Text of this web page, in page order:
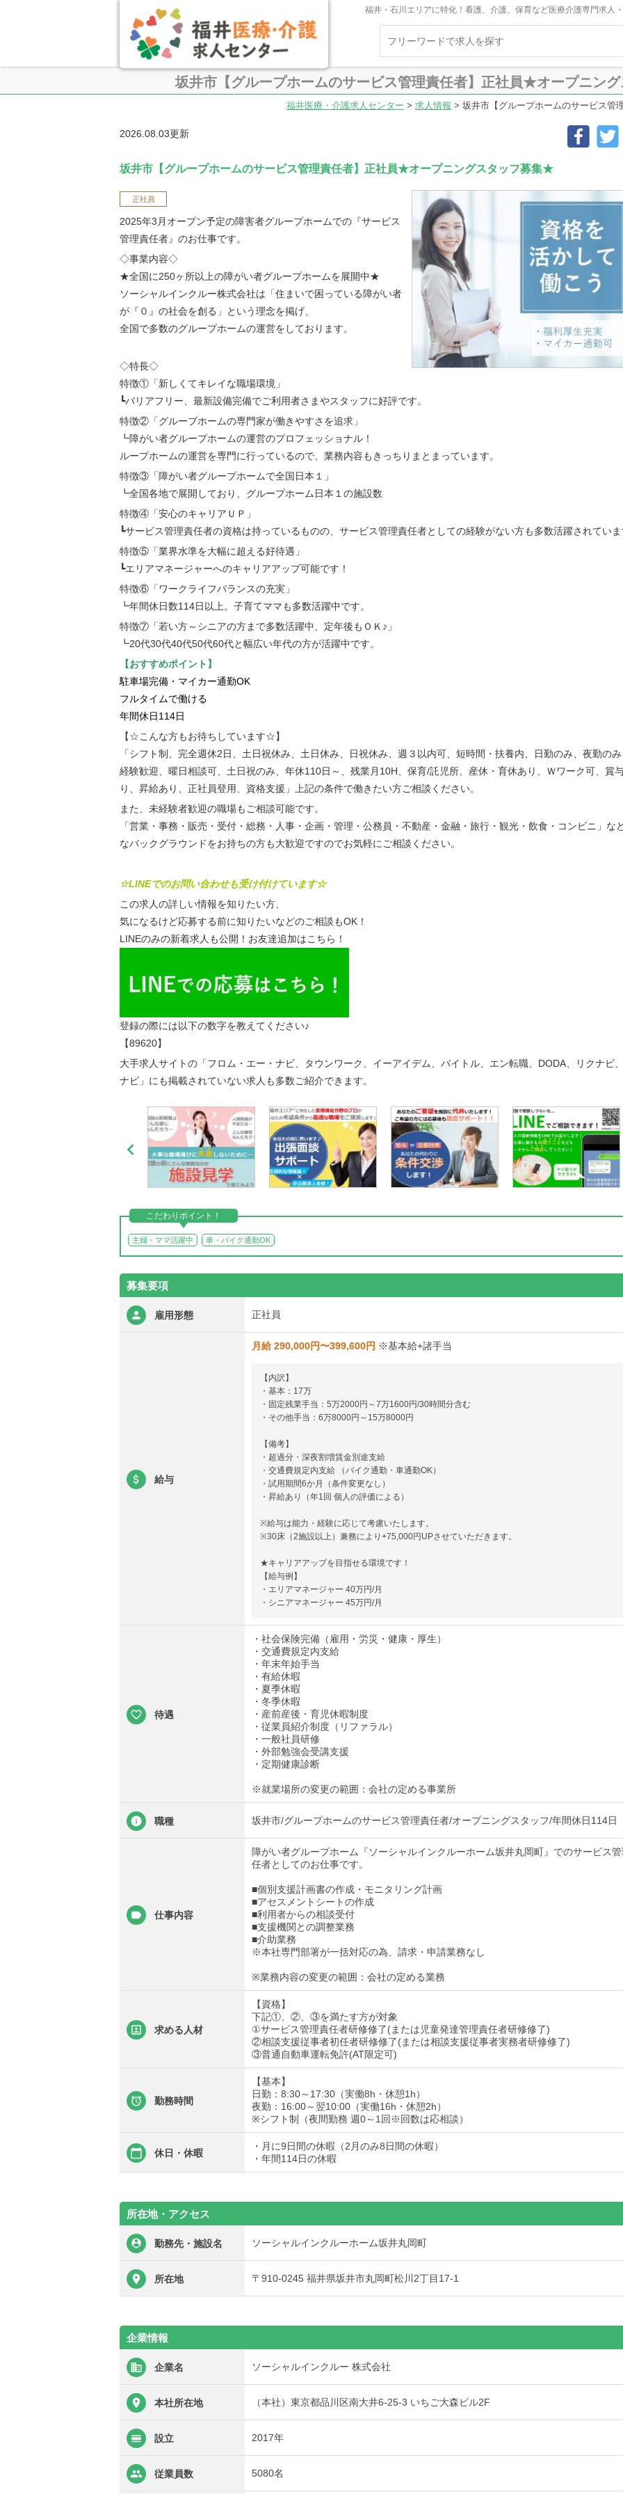
福井・石川エリアに特化！看護、介護、保育など医療介護専門求人
坂井市【グループホームのサービス管理責任者】正社員★オープニン
福井医療・介護求人センター > 求人情報 > 坂井市【グループホームのサービス
2026.08.03更新
坂井市【グループホームのサービス管理責任者】正社員★オープニングスタッフ募集★
正社員
2025年3月オープン予定の障害者グループホームでの『サービス
管理責任者』のお仕事です。
◇事業内容◇
★全国に250ヶ所以上の障がい者グループホームを展開中★
ソーシャルインクルー株式会社は「住まいで困っている障がい者
が『０』の社会を創る」という理念を掲げ、
全国で多数のグループホームの運営をしております。
◇特長◇
特徴①「新しくてキレイな職場環境」
┗バリアフリー、最新設備完備でご利用者さまやスタッフに好評です。
特徴②「グループホームの専門家が働きやすさを追求」
┗障がい者グループホームの運営のプロフェッショナル！
ループホームの運営を専門に行っているので、業務内容もきっちりまとまっています。
特徴③「障がい者グループホームで全国日本１」
┗全国各地で展開しており、グループホーム日本１の施設数
特徴④「安心のキャリアＵＰ」
┗サービス管理責任者の資格は持っているものの、サービス管理責任者としての経験がない方も多数活躍されてい
特徴⑤「業界水準を大幅に超える好待遇」
┗エリアマネージャーへのキャリアアップ可能です！
特徴⑥「ワークライフバランスの充実」
┗年間休日数114日以上。子育てママも多数活躍中です。
特徴⑦「若い方～シニアの方まで多数活躍中、定年後もＯＫ♪」
┗20代30代40代50代60代と幅広い年代の方が活躍中です。
【おすすめポイント】
駐車場完備・マイカー通勤OK
フルタイムで働ける
年間休日114日
【☆こんな方もお待ちしています☆】
「シフト制、完全週休2日、土日祝休み、土日休み、日祝休み、週３以内可、短時間・扶養内、日勤のみ、夜勤の
経験歓迎、曜日相談可、土日祝のみ、年休110日～、残業月10H、保育/託児所、産休・育休あり、Ｗワーク可、賞
り、昇給あり、正社員登用、資格支援」上記の条件で働きたい方ご相談ください。
また、未経験者歓迎の職場もご相談可能です。
「営業・事務・販売・受付・総務・人事・企画・管理・公務員・不動産・金融・旅行・観光・飲食・コンビニ」な
なバックグラウンドをお持ちの方も大歓迎ですのでお気軽にご相談ください。
☆LINEでのお問い合わせも受け付けています☆
この求人の詳しい情報を知りたい方、
気になるけど応募する前に知りたいなどのご相談もOK！
LINEのみの新着求人も公開！お友達追加はこちら！
登録の際には以下の数字を教えてください♪
【89620】
大手求人サイトの「フロム・エー・ナビ、タウンワーク、イーアイデム、バイトル、エン転職、DODA、リクナビ
ナビ」にも掲載されていない求人も多数ご紹介できます。

こだわりポイント！
主婦・ママ活躍中 車・バイク通勤OK
募集要項
雇用形態 正社員
給与
月給 290,000円〜399,600円 ※基本給+諸手当
【内訳】
・基本：17万
・固定残業手当：5万2000円～7万1600円/30時間分含む
・その他手当：6万8000円～15万8000円
【備考】
・超過分・深夜割増賃金別途支給
・交通費規定内支給 （バイク通勤・車通勤OK）
・試用期間6か月（条件変更なし）
・昇給あり（年1回 個人の評価による）
※給与は能力・経験に応じて考慮いたします。
※30床（2施設以上）兼務により+75,000円UPさせていただきます。
★キャリアアップを目指せる環境です！
【給与例】
・エリアマネージャー 40万円/月
・シニアマネージャー 45万円/月
待遇
・社会保険完備（雇用・労災・健康・厚生）
・交通費規定内支給
・年末年始手当
・有給休暇
・夏季休暇
・冬季休暇
・産前産後・育児休暇制度
・従業員紹介制度（リファラル）
・一般社員研修
・外部勉強会受講支援
・定期健康診断
※就業場所の変更の範囲：会社の定める事業所
職種 坂井市/グループホームのサービス管理責任者/オープニングスタッフ/年間休日114日
仕事内容
障がい者グループホーム『ソーシャルインクルーホーム坂井丸岡町』でのサービス
任者としてのお仕事です。
■個別支援計画書の作成・モニタリング計画
■アセスメントシートの作成
■利用者からの相談受付
■支援機関との調整業務
■介助業務
※本社専門部署が一括対応の為、請求・申請業務なし
※業務内容の変更の範囲：会社の定める業務
求める人材
【資格】
下記①、②、③を満たす方が対象
①サービス管理責任者研修修了(または児童発達管理責任者研修修了)
②相談支援従事者初任者研修修了(または相談支援従事者実務者研修修了)
③普通自動車運転免許(AT限定可)
勤務時間
【基本】
日勤：8:30～17:30（実働8h・休憩1h）
夜勤：16:00～翌10:00（実働16h・休憩2h）
※シフト制（夜間勤務 週0～1回※回数は応相談）
休日・休暇
・月に9日間の休暇（2月のみ8日間の休暇）
・年間114日の休暇
所在地・アクセス
勤務先・施設名 ソーシャルインクルーホーム坂井丸岡町
所在地 〒910-0245 福井県坂井市丸岡町松川2丁目17-1
企業情報
企業名 ソーシャルインクルー 株式会社
本社所在地 （本社）東京都品川区南大井6-25-3 いちご大森ビル2F
設立 2017年
従業員数 5080名